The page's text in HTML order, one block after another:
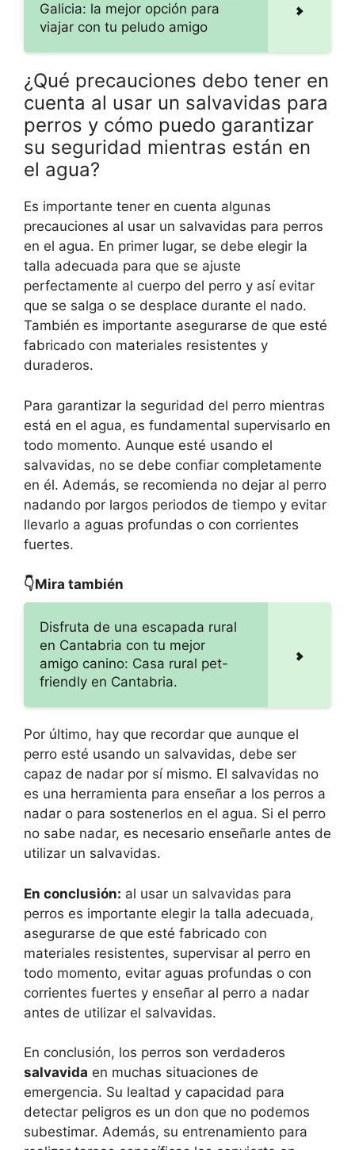
Galicia: la mejor opción para
viajar con tu peludo amigo
¿Qué precauciones debo tener en
cuenta al usar un salvavidas para
perros y cómo puedo garantizar
su seguridad mientras están en
el agua?
Es importante tener en cuenta algunas
precauciones al usar un salvavidas para perros
en el agua. En primer lugar, se debe elegir la
talla adecuada para que se ajuste
perfectamente al cuerpo del perro y así evitar
que se salga o se desplace durante el nado.
También es importante asegurarse de que esté
fabricado con materiales resistentes y
duraderos.
Para garantizar la seguridad del perro mientras
está en el agua, es fundamental supervisarlo en
todo momento. Aunque esté usando el
salvavidas, no se debe confiar completamente
en él. Además, se recomienda no dejar al perro
nadando por largos periodos de tiempo y evitar
llevarlo a aguas profundas o con corrientes
fuertes.
👇Mira también
Disfruta de una escapada rural
en Cantabria con tu mejor
amigo canino: Casa rural pet-
friendly en Cantabria.
Por último, hay que recordar que aunque el
perro esté usando un salvavidas, debe ser
capaz de nadar por sí mismo. El salvavidas no
es una herramienta para enseñar a los perros a
nadar o para sostenerlos en el agua. Si el perro
no sabe nadar, es necesario enseñarle antes de
utilizar un salvavidas.
En conclusión: al usar un salvavidas para
perros es importante elegir la talla adecuada,
asegurarse de que esté fabricado con
materiales resistentes, supervisar al perro en
todo momento, evitar aguas profundas o con
corrientes fuertes y enseñar al perro a nadar
antes de utilizar el salvavidas.
En conclusión, los perros son verdaderos
salvavida en muchas situaciones de
emergencia. Su lealtad y capacidad para
detectar peligros es un don que no podemos
subestimar. Además, su entrenamiento para